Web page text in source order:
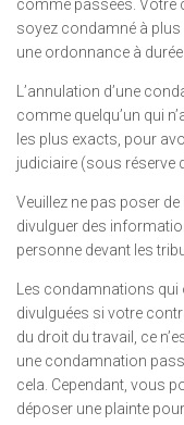
comme passées. Votre
soyez condamné à
une ordonnance à durée
L’annulation d’une
comme quelqu’un qui
les plus exacts, pour
judiciaire (sous réserve
Veuillez ne pas poser
divulguer des
personne devant les
Les condamnations
divulguées si votre
du droit du travail, ce
une condamnation
cela. Cependant, vous
déposer une plainte